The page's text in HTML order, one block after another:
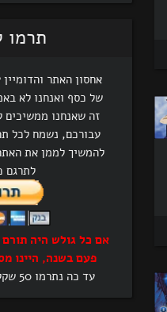
תרמו
אחסון האתר
של כסף ואנחנו לא
זה שאנחנו ממשיכים
עבורכם, נשמח לכל
להמשיך לממן את
לתרגם
אם כל גולש היה
פעם בשנה, היינו
עד כה נתרמו 50 שקלים מתחילת 2026.